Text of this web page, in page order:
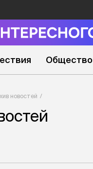
Общество
новостей